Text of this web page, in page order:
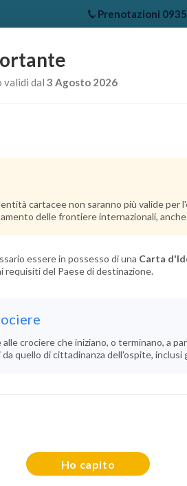
Prenotazioni
Crociere
validi dal 3 Agosto 2026
cartacee non saranno più valide per
delle frontiere internazionali,
essere in possesso di una Carta
requisiti del Paese di destinazione.
crociere che iniziano, o terminano, a
quello di cittadinanza dell'ospite, inclusi
Ho capito